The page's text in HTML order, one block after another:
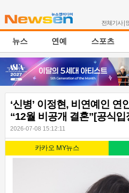
전체기사|
뉴스 연예 스포츠
‘신병’ 이정현, 비연예인 연
“12월 비공개 결혼”[공식입
2026-07-08 15:12:11
카카오 MY뉴스